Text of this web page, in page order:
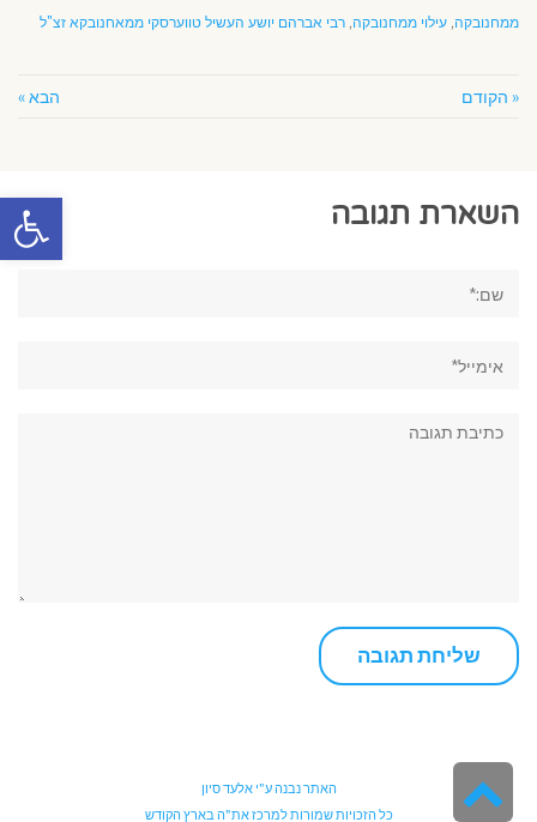
פתח
ממחנובקה, עילוי ממחנובקה, רבי אברהם יושע העשיל טווערסקי ממאחנובקא זצ"ל
« הקודם הבא »
השארת תגובה
האתר נבנה ע"יאלעד סיון
כל הזכויות שמורות למרכז את"ה בארץ הקודש
גלילה